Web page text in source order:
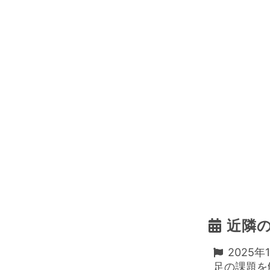
近隣
2025年
足の課題